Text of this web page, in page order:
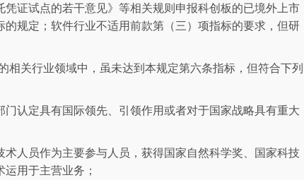
凭证试点的若干意见》等相关规则申报科创板的已境外上市
规定；软件行业不适用前款第（三）项指标的要求，但研
相关行业领域中，虽未达到本规定第六条指标，但符合下列
门认定具有国际领先、引领作用或者对于国家战略具有重大
术人员作为主要参与人员，获得国家自然科学奖、国家科技
用于主营业务；